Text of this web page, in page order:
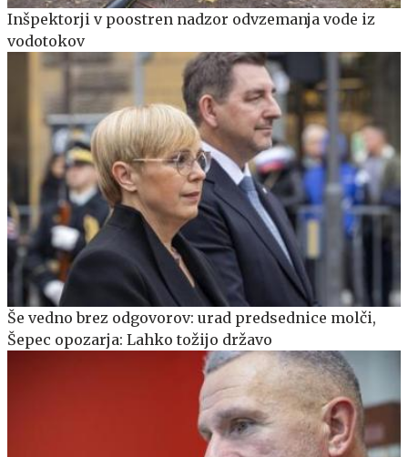
Inšpektorji v poostren nadzor odvzemanja vode iz
vodotokov
Še vedno brez odgovorov: urad predsednice molči,
Šepec opozarja: Lahko tožijo državo